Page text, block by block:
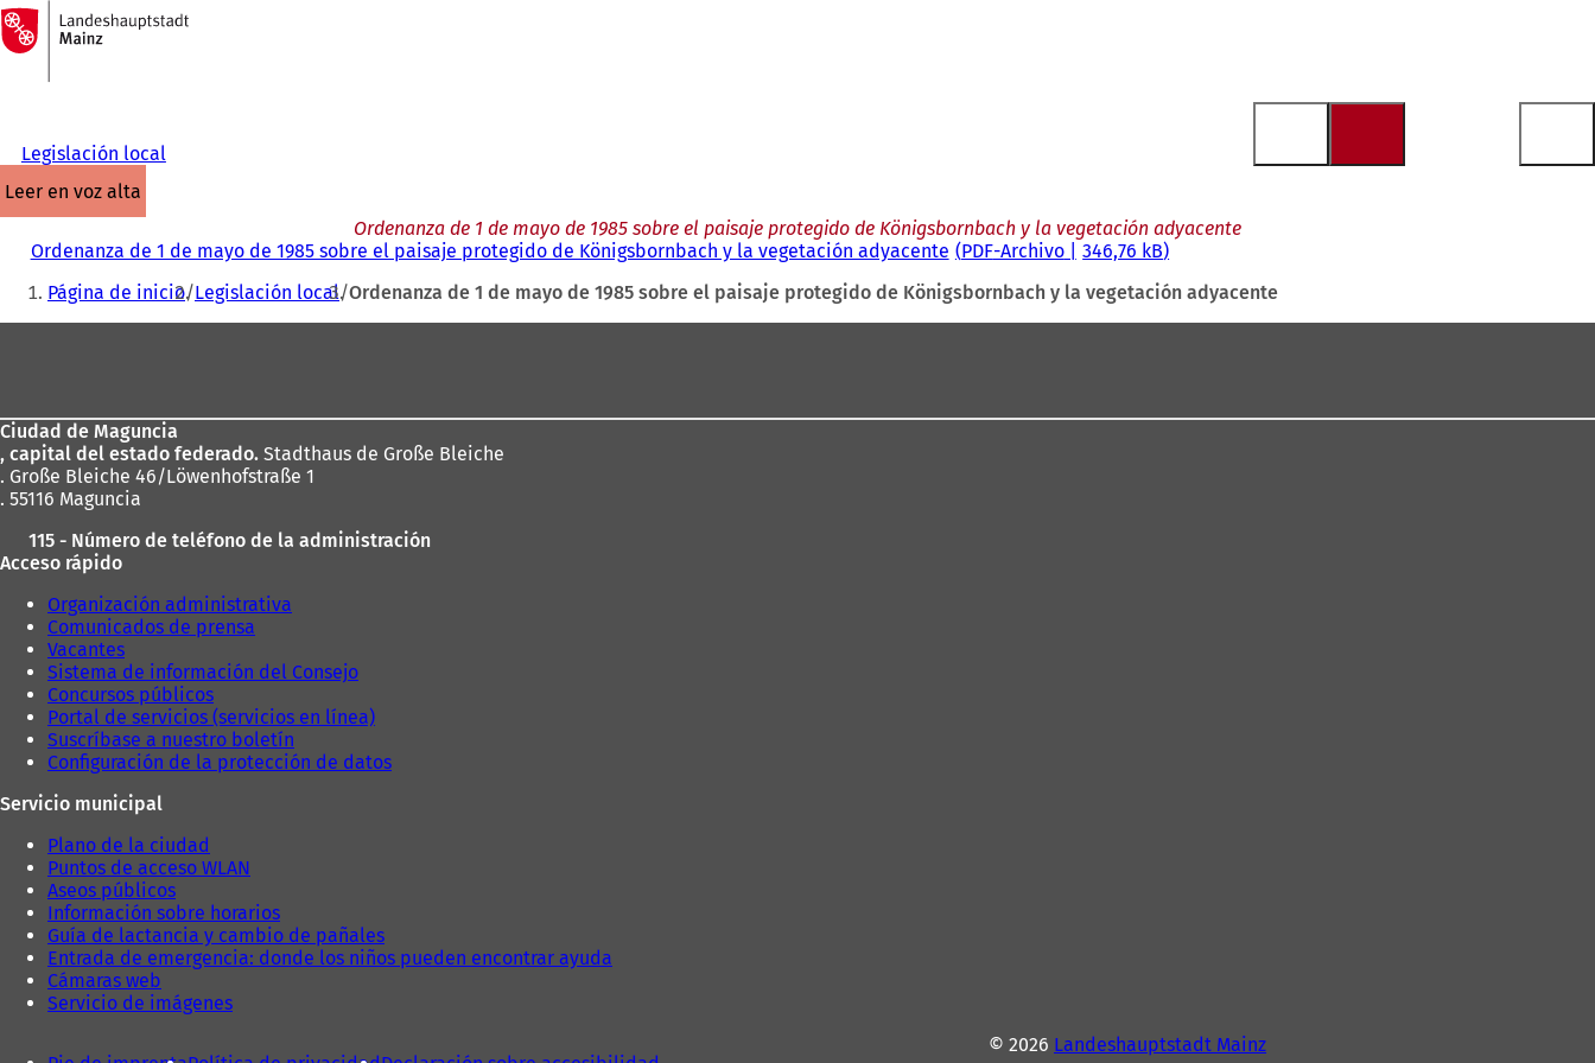
Saltar al contenido
A
la
página
Legislación local
leer en voz alta
Ordenanza de 1 de mayo de 1985 sobre el paisaje protegido de Königsbornbach y la vegetación adyacente
Ordenanza de 1 de mayo de 1985 sobre el paisaje protegido de Königsbornbach y la vegetación adyacente PDF-Archivo 346,76 kB
Estás
aquí:
Página de inicio Legislación local Ordenanza de 1 de mayo de 1985 sobre el paisaje protegido de Königsbornbach y la vegetación adyacente
pies
Ciudad de Maguncia
, capital del estado federado. Stadthaus de Große Bleiche
. Große Bleiche 46/Löwenhofstraße 1
. 55116 Maguncia
115 - Número de teléfono de la administración
Acceso rápido
Organización administrativa
Comunicados de prensa
Vacantes
Sistema de información del Consejo
Concursos públicos
Portal de servicios (servicios en línea)
Suscríbase a nuestro boletín
Configuración de la protección de datos
Servicio municipal
Plano de la ciudad
Puntos de acceso WLAN
Aseos públicos
Información sobre horarios
Guía de lactancia y cambio de pañales
Entrada de emergencia: donde los niños pueden encontrar ayuda
Cámaras web
Servicio de imágenes
© 2026 Landeshauptstadt Mainz